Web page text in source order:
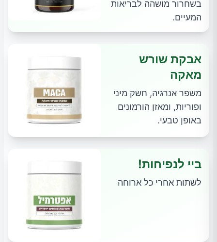
בשחרור מושהה לבריאות
המעיים.
אבקת שורש
מאקה
משפר אנרגיה, חשק מיני
ופוריות, ומאזן הורמונים
באופן טבעי.
ביי לנפיחות!
לשתות אחרי כל ארוחה